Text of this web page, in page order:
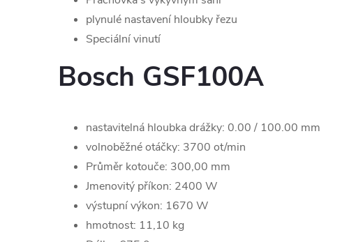
plynulé nastavení hloubky řezu
Speciální vinutí
Bosch GSF100A
nastavitelná hloubka drážky: 0.00 / 100.00 mm
volnoběžné otáčky: 3700 ot/min
Průměr kotouče: 300,00 mm
Jmenovitý příkon: 2400 W
výstupní výkon: 1670 W
hmotnost: 11,10 kg